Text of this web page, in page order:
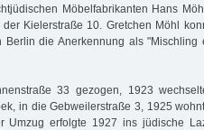
Möbelfabrikanten Hans
Kielerstraße 10. Gretchen Möhl
die Anerkennung als "Mischling
33 gezogen, 1923
in die Gebweilerstraße 3, 1925
Umzug erfolgte 1927 ins jüdische